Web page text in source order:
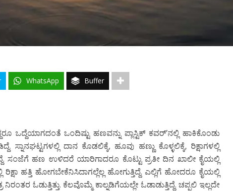
WhatsApp Buffer
ಒದ್ದೆಯಾಗದಂತೆ ಒಂದಿಷ್ಟು ಹಣವನ್ನು ಪ್ಲಾಸ್ಟಿಕ್ ಕವರ್’ನಲ್ಲಿ ಹಾಕಿಕೊಂಡು
ಸ್ನಾನಘಟ್ಟಗಳಲ್ಲಿ ದಾನ ಕೊಡಲಿಕ್ಕೆ, ಹೂವು ಹಣ್ಣು ಕೊಳ್ಳಲಿಕ್ಕೆ, ರಿಕ್ಷಾಗಳಲ್ಲಿ
ಸಂಜೆಗೆ ಹಣ ಉಳಿದರೆ ಯಾರಿಗಾದರೂ ಕೊಟ್ಟು ಪ್ರತೀ ದಿನ ಖಾಲೀ ಕೈಯಲ್ಲಿ
ಹತ್ತಿ ಹೋಗಬೇಕೆನಿಸಿದಾಗಲ್ಲೆಲ್ಲ ಹೋಗುತ್ತಿದ್ದೆ. ಎಲ್ಲಿಗೆ ಹೋದರೂ ಕೈಯಲ್ಲಿ
ಓಡುತ್ತಿತ್ತು. ಕೆಲವೊಮ್ಮೆ ಕಾಲ್ನಡಿಗೆಯಲ್ಲೇ ಓಡಾಡುತ್ತಿದ್ದೆ. ಚಪ್ಪಲಿ ಇಲ್ಲದೇ